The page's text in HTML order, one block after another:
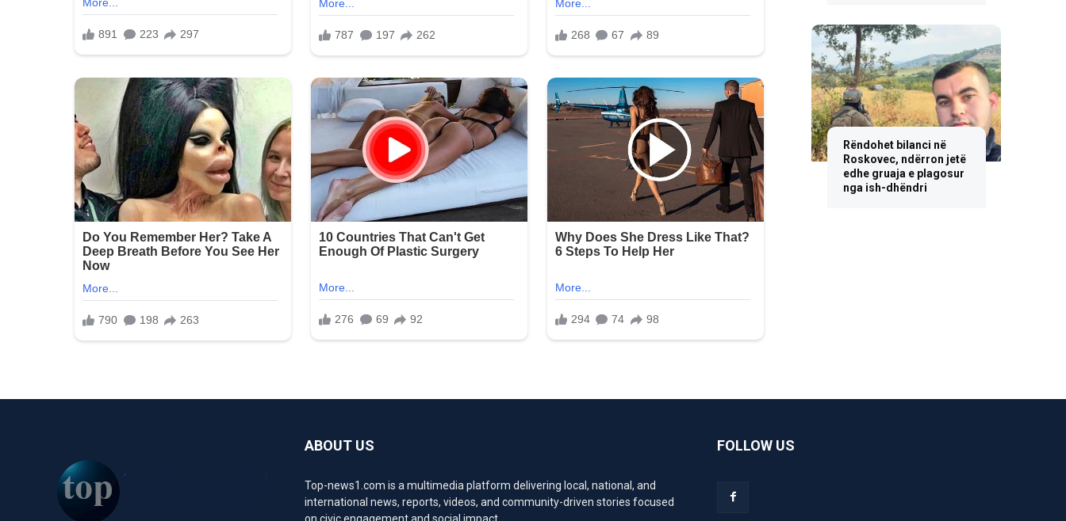
Rëndohet bilanci në
Roskovec, ndërron jetë
edhe gruaja e plagosur
nga ish-dhëndri
ABOUT US
Top-news1.com is a multimedia platform delivering local, national, and
international news, reports, videos, and community-driven stories focused
on civic engagement and social impact.
FOLLOW US